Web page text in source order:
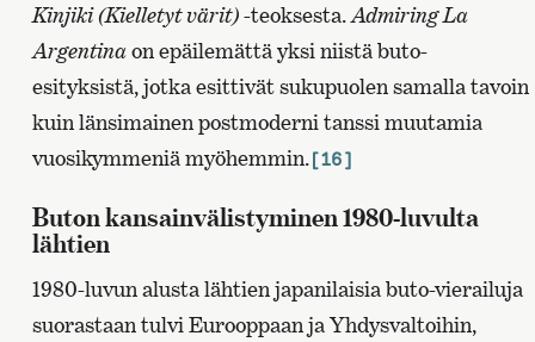
Kinjiki (Kielletyt värit)-teoksesta.Admiring La
Argentinaon epäilemättä yksi niistä buto-
esityksistä, jotka esittivät sukupuolen samalla tavoin
kuin länsimainen postmoderni tanssi muutamia
vuosikymmeniä myöhemmin.[16]
Buton kansainvälistyminen 1980-luvulta
lähtien
1980-luvun alusta lähtien japanilaisia buto-vierailuja
suorastaan tulvi Eurooppaan ja Yhdysvaltoihin,